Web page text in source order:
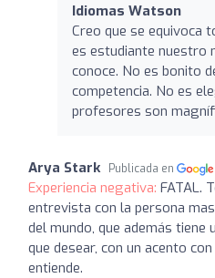
Idiomas Watson
Creo que se equivoca
es estudiante nuestro
conoce. No es bonito
competencia. No es
profesores son
Arya Stark Publicada en
Experiencia negativa: FATAL.
entrevista con la persona
del mundo, que además tiene
que desear, con un acento
entiende.